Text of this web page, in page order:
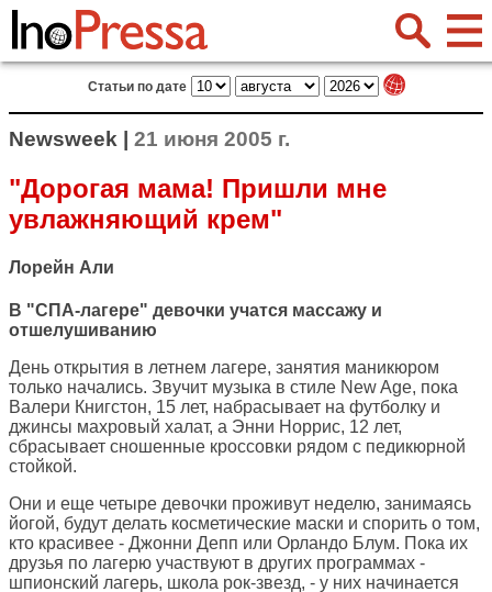
Статьи по дате
Newsweek | 21 июня 2005 г.
"Дорогая мама! Пришли мне
увлажняющий крем"
Лорейн Али
В "СПА-лагере" девочки учатся массажу и
отшелушиванию
День открытия в летнем лагере, занятия маникюром
только начались. Звучит музыка в стиле New Age, пока
Валери Книгстон, 15 лет, набрасывает на футболку и
джинсы махровый халат, а Энни Норрис, 12 лет,
сбрасывает сношенные кроссовки рядом с педикюрной
стойкой.
Они и еще четыре девочки проживут неделю, занимаясь
йогой, будут делать косметические маски и спорить о том,
кто красивее - Джонни Депп или Орландо Блум. Пока их
друзья по лагерю участвуют в других программах -
шпионский лагерь, школа рок-звезд, - у них начинается